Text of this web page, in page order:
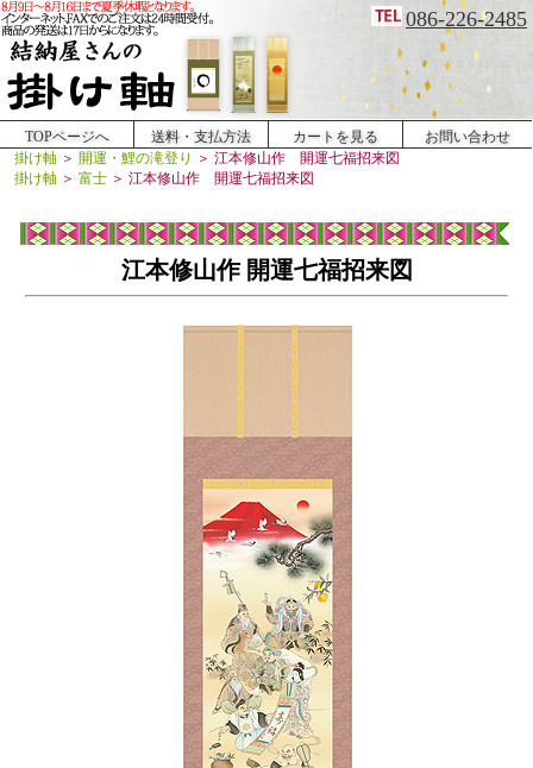
086-226-2485
TOPページへ 送料・支払方法 カートを見る
お問い合わせ
掛け軸 ＞ 開運・鯉の滝登り ＞ 江本修山作 開運七福招来図
掛け軸 ＞ 富士 ＞ 江本修山作 開運七福招来図
江本修山作 開運七福招来図